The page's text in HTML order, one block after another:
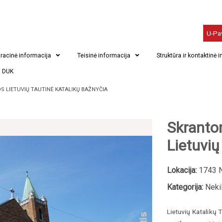
U-
informacija Teisinė informacija Struktūra ir kontaktinė
DUK
LIETUVIŲ TAUTINĖ KATALIKŲ BAŽNYČIA
Lokacija:1743
Kategorija:
Lietuvių Katalikų